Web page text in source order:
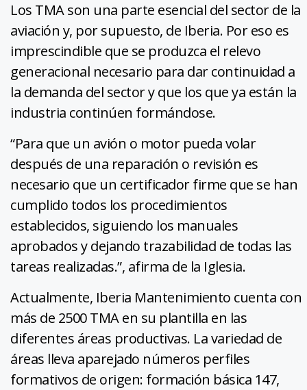
Los TMA son una parte esencial del sector de la
aviación y, por supuesto, de Iberia. Por eso es
imprescindible que se produzca el relevo
generacional necesario para dar continuidad a
la demanda del sector y que los que ya están la
industria continúen formándose.
“Para que un avión o motor pueda volar
después de una reparación o revisión es
necesario que un certificador firme que se han
cumplido todos los procedimientos
establecidos, siguiendo los manuales
aprobados y dejando trazabilidad de todas las
tareas realizadas.”, afirma de la Iglesia.
Actualmente, Iberia Mantenimiento cuenta con
más de 2500 TMA en su plantilla en las
diferentes áreas productivas. La variedad de
áreas lleva aparejado números perfiles
formativos de origen: formación básica 147,